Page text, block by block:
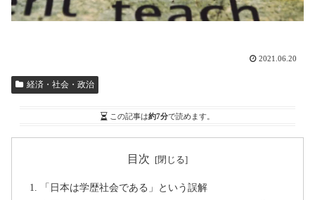
2021.06.20
経済・社会・政治
この記事は約7分で読めます。
目次
「日本は学歴社会である」という誤解